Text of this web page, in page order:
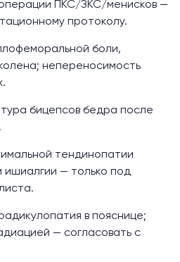
ПКС/ЗКС/менисков —
протоколу.
боли,
непереносимость
бицепсов бедра после
тендинопатии
ишиалгии — только под
в пояснице;
— согласовать с